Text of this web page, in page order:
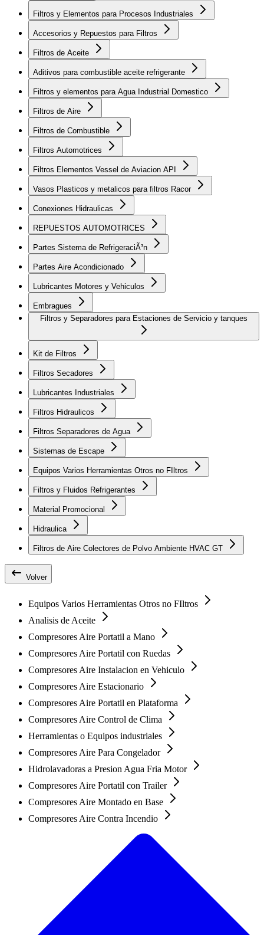
Filtros y Elementos para Procesos Industriales
Accesorios y Repuestos para Filtros
Filtros de Aceite
Aditivos para combustible aceite refrigerante
Filtros y elementos para Agua Industrial Domestico
Filtros de Aire
Filtros de Combustible
Filtros Automotrices
Filtros Elementos Vessel de Aviacion API
Vasos Plasticos y metalicos para filtros Racor
Conexiones Hidraulicas
REPUESTOS AUTOMOTRICES
Partes Sistema de RefrigeraciÃ³n
Partes Aire Acondicionado
Lubricantes Motores y Vehiculos
Embragues
Kit de Filtros
Filtros Secadores
Lubricantes Industriales
Filtros Hidraulicos
Filtros Separadores de Agua
Sistemas de Escape
Equipos Varios Herramientas Otros no FIltros
Filtros y Fluidos Refrigerantes
Material Promocional
Hidraulica
Filtros de Aire Colectores de Polvo Ambiente HVAC GT
Volver
Equipos Varios Herramientas Otros no FIltros
Analisis de Aceite
Compresores Aire Portatil a Mano
Compresores Aire Portatil con Ruedas
Compresores Aire Instalacion en Vehiculo
Compresores Aire Estacionario
Compresores Aire Portatil en Plataforma
Compresores Aire Control de Clima
Herramientas o Equipos industriales
Compresores Aire Para Congelador
Hidrolavadoras a Presion Agua Fria Motor
Compresores Aire Portatil con Trailer
Compresores Aire Montado en Base
Compresores Aire Contra Incendio